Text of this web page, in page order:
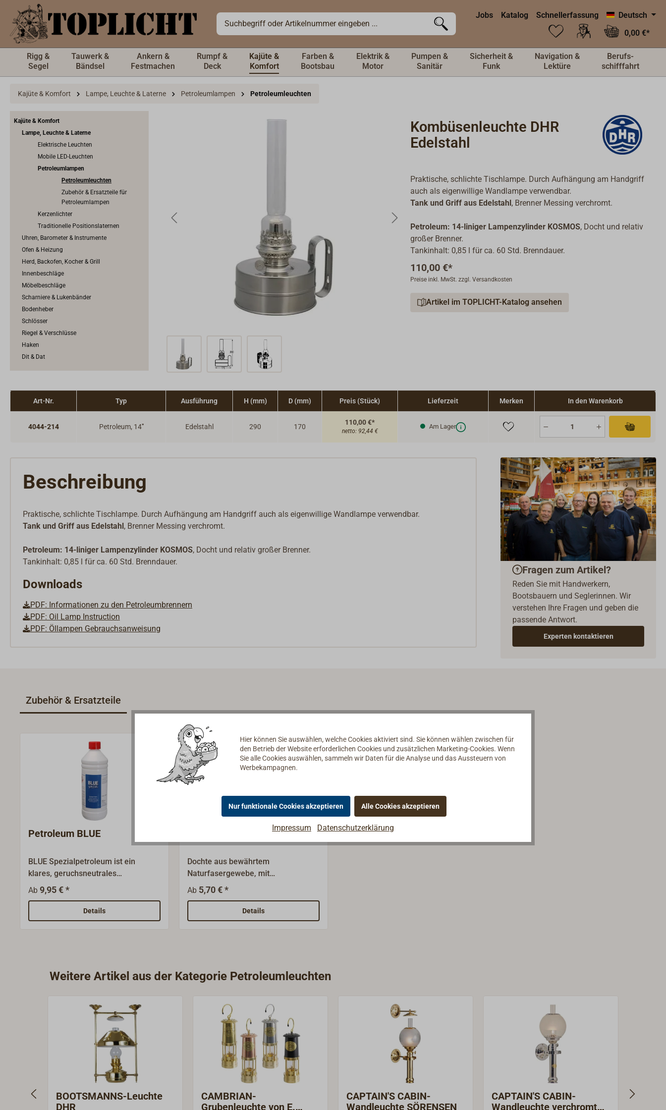
springen Jobs Katalog Schnellerfassung
Deutsch
0,00 €*
Rigg &
Segel
Tauwerk &
Bändsel
Ankern &
Festmachen
Rumpf &
Deck
Kajüte &
Komfort
Farben &
Bootsbau
Elektrik &
Motor
Pumpen &
Sanitär
Sicherheit &
Funk
Navigation &
Lektüre
Berufs-
schifffahrt
Kajüte & Komfort Lampe, Leuchte & Laterne Petroleumlampen Petroleumleuchten
Kajüte & Komfort
Lampe, Leuchte & Laterne
Elektrische Leuchten
Mobile LED-Leuchten
Petroleumlampen
Petroleumleuchten
Zubehör & Ersatzteile für
Petroleumlampen
Kerzenlichter
Traditionelle Positionslaternen
Uhren, Barometer & Instrumente
Ofen & Heizung
Herd, Backofen, Kocher & Grill
Innenbeschläge
Möbelbeschläge
Scharniere & Lukenbänder
Bodenheber
Schlösser
Riegel & Verschlüsse
Haken
Dit & Dat
Kombüsenleuchte DHR
Edelstahl
Praktische, schlichte Tischlampe. Durch Aufhängung am Handgriff
auch als eigenwillige Wandlampe verwendbar.
Tank und Griff aus Edelstahl, Brenner Messing verchromt.
Petroleum: 14-liniger Lampenzylinder KOSMOS, Docht und relativ
großer Brenner.
Tankinhalt: 0,85 l für ca. 60 Std. Brenndauer.
110,00 €*
Preise inkl. MwSt. zzgl. Versandkosten
Artikel im TOPLICHT-Katalog ansehen
Art-Nr. Typ Ausführung H (mm) D (mm) Preis (Stück) Lieferzeit Merken In den Warenkorb
4044-214 Petroleum, 14''' Edelstahl 290 170
110,00 €*
netto: 92,44 €
Am Lager
Beschreibung
Praktische, schlichte Tischlampe. Durch Aufhängung am Handgriff auch als eigenwillige Wandlampe verwendbar.
Tank und Griff aus Edelstahl, Brenner Messing verchromt.
Petroleum: 14-liniger Lampenzylinder KOSMOS, Docht und relativ großer Brenner.
Tankinhalt: 0,85 l für ca. 60 Std. Brenndauer.
Downloads
PDF: Informationen zu den Petroleumbrennern
PDF: Oil Lamp Instruction
PDF: Öllampen Gebrauchsanweisung
Fragen zum Artikel?
Reden Sie mit Handwerkern,
Bootsbauern und Seglerinnen. Wir
verstehen Ihre Fragen und geben die
passende Antwort.
Experten kontaktieren
Zubehör & Ersatzteile
Petroleum BLUE
BLUE Spezialpetroleum ist ein
klares, geruchsneutrales
Naphtadestillat, ohne Zusatz von
Duftstoffen.Ideal geeignet für
Kocher, Lampen und Heizungen.Die
Verwendung dieses hochreinen
vorgebeugt, in Lampen wird für
rußfreie Verbrennung
oder 5-Liter Kanister. Für den
Kanister ist ein passender
Auslaufhahn erhältlich, der das
Befüllen erleichtert.
Ab 9,95 € *
Details
Dochte aus bewährtem
Naturfasergewebe, mit
Kennfaden.Unterschiedliche
Konfektion für die verschiedenen
Brennertypen.Bitte vermessen Sie
zur Bestellung Ihren alten Docht
Ab 5,70 € *
Details
Weitere Artikel aus der Kategorie Petroleumleuchten
BOOTSMANNS-Leuchte
DHR
CAMBRIAN-
Grubenleuchte von E.
CAPTAIN'S CABIN-
Wandleuchte SÖRENSEN
CAPTAIN'S CABIN-
Wandleuchte verchromt
Hier können Sie auswählen, welche Cookies aktiviert sind. Sie können wählen zwischen für
den Betrieb der Website erforderlichen Cookies und zusätzlichen Marketing-Cookies. Wenn
Sie alle Cookies auswählen, sammeln wir Daten für die Analyse und das Aussteuern von
Werbekampagnen.
Nur funktionale Cookies akzeptieren Alle Cookies akzeptieren
Impressum Datenschutzerklärung